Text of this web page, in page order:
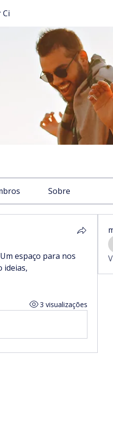
Sobre
espaço para nos
ideias,
3 visualizações